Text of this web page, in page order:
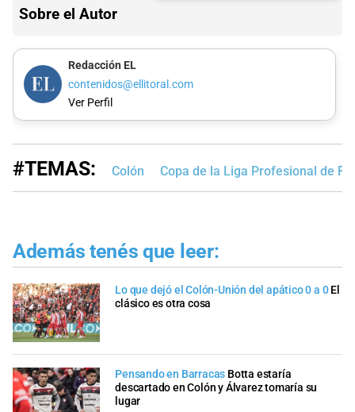
Sobre el Autor
Redacción EL
contenidos@ellitoral.com
Ver Perfil
#TEMAS: Colón Copa de la Liga Profesional de
Además tenés que leer:
Lo que dejó el Colón-Unión del apático 0 a 0 El
clásico es otra cosa
Pensando en Barracas Botta estaría
descartado en Colón y Álvarez tomaría su
lugar